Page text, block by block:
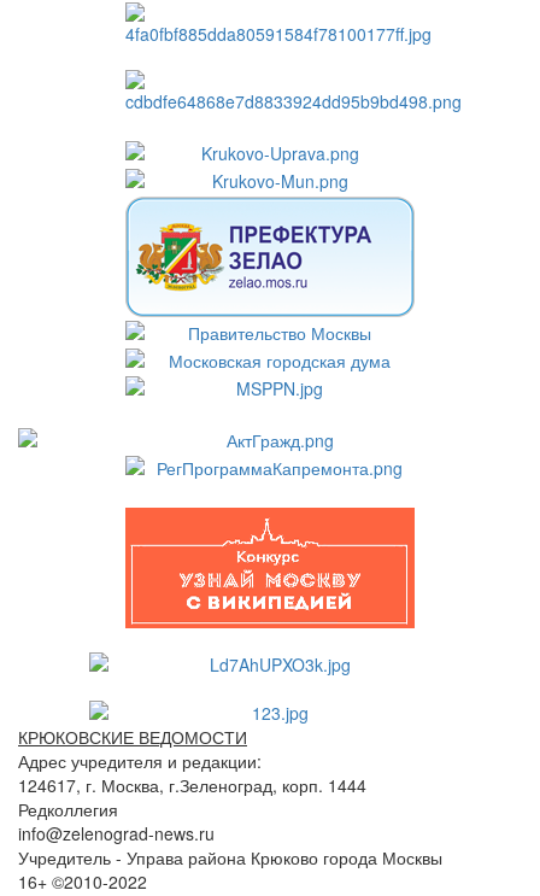
КРЮКОВСКИЕ ВЕДОМОСТИ
Адрес учредителя и редакции:
124617, г. Москва, г.Зеленоград, корп. 1444
Редколлегия
info@zelenograd-news.ru
Учредитель - Управа района Крюково города Москвы
16+ ©2010-2022